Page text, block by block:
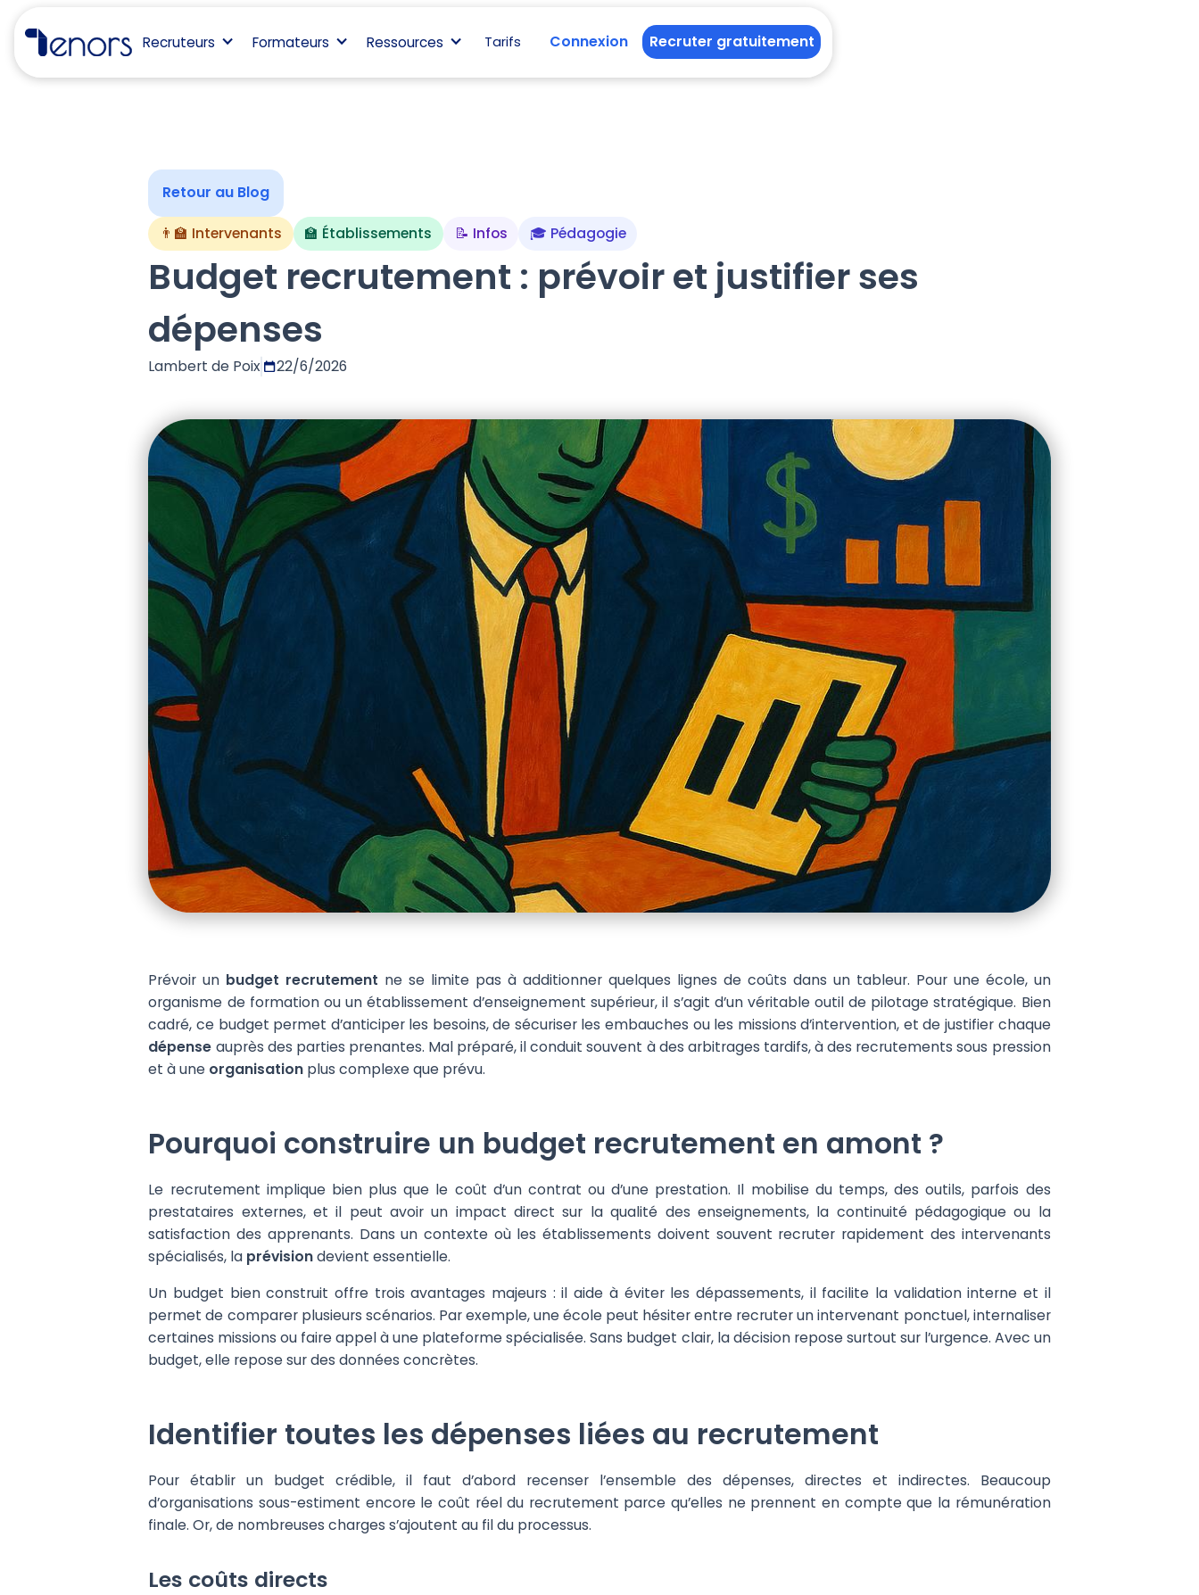
Recruteurs Formateurs Ressources Tarifs Connexion Recruter gratuitement
Retour au Blog
👨‍🏫 Intervenants
🏫 Établissements 📝 Infos 🎓 Pédagogie
Budget recrutement : prévoir et justifier ses
dépenses
Lambert de Poix 22/6/2026
Prévoir un budget recrutement ne se limite pas à additionner quelques lignes de coûts dans un tableur. Pour une école, un
organisme de formation ou un établissement d’enseignement supérieur, il s’agit d’un véritable outil de pilotage stratégique. Bien
cadré, ce budget permet d’anticiper les besoins, de sécuriser les embauches ou les missions d’intervention, et de justifier chaque
dépense auprès des parties prenantes. Mal préparé, il conduit souvent à des arbitrages tardifs, à des recrutements sous pression
et à une organisation plus complexe que prévu.
Pourquoi construire un budget recrutement en amont ?
Le recrutement implique bien plus que le coût d’un contrat ou d’une prestation. Il mobilise du temps, des outils, parfois des
prestataires externes, et il peut avoir un impact direct sur la qualité des enseignements, la continuité pédagogique ou la
satisfaction des apprenants. Dans un contexte où les établissements doivent souvent recruter rapidement des intervenants
spécialisés, la prévisiondevient essentielle.
Un budget bien construit offre trois avantages majeurs : il aide à éviter les dépassements, il facilite la validation interne et il
permet de comparer plusieurs scénarios. Par exemple, une école peut hésiter entre recruter un intervenant ponctuel, internaliser
certaines missions ou faire appel à une plateforme spécialisée. Sans budget clair, la décision repose surtout sur l’urgence. Avec un
budget, elle repose sur des données concrètes.
Identifier toutes les dépenses liées au recrutement
Pour établir un budget crédible, il faut d’abord recenser l’ensemble des dépenses, directes et indirectes. Beaucoup
d’organisations sous-estiment encore le coût réel du recrutement parce qu’elles ne prennent en compte que la rémunération
finale. Or, de nombreuses charges s’ajoutent au fil du processus.
Les coûts directs